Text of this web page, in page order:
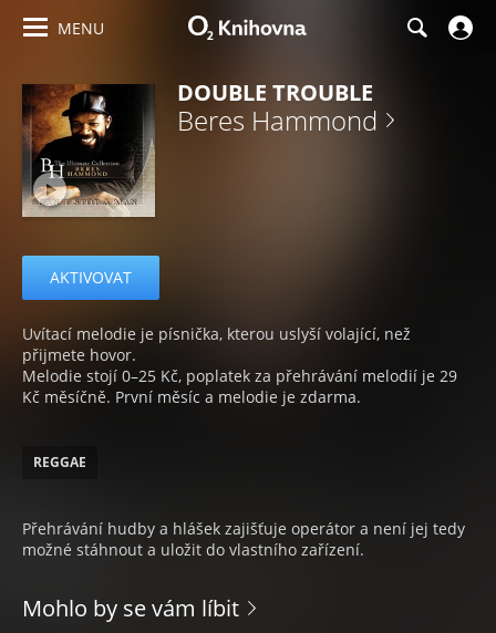
MENU
DOUBLE TROUBLE
Beres Hammond
AKTIVOVAT
Uvítací melodie je písnička, kterou uslyší volající, než
přijmete hovor.
Melodie stojí 0–25 Kč, poplatek za přehrávání melodií je 29
Kč měsíčně. První měsíc a melodie je zdarma.
REGGAE
Přehrávání hudby a hlášek zajišťuje operátor a není jej tedy
možné stáhnout a uložit do vlastního zařízení.
Mohlo by se vám líbit